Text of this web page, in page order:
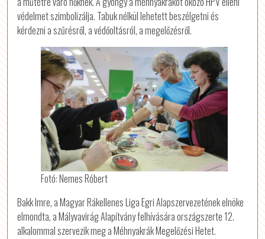
védelmet szimbolizálja. Tabuk nélkül lehetett beszélgetni és
kérdezni a szűrésről, a védőoltásról, a megelőzésről.
Fotó: Nemes Róbert
Bakk Imre, a Magyar Rákellenes Liga Egri Alapszervezetének elnöke
elmondta, a Mályvavirág Alapítvány felhívására országszerte 12.
alkalommal szervezik meg a Méhnyakrák Megelőzési Hetet.